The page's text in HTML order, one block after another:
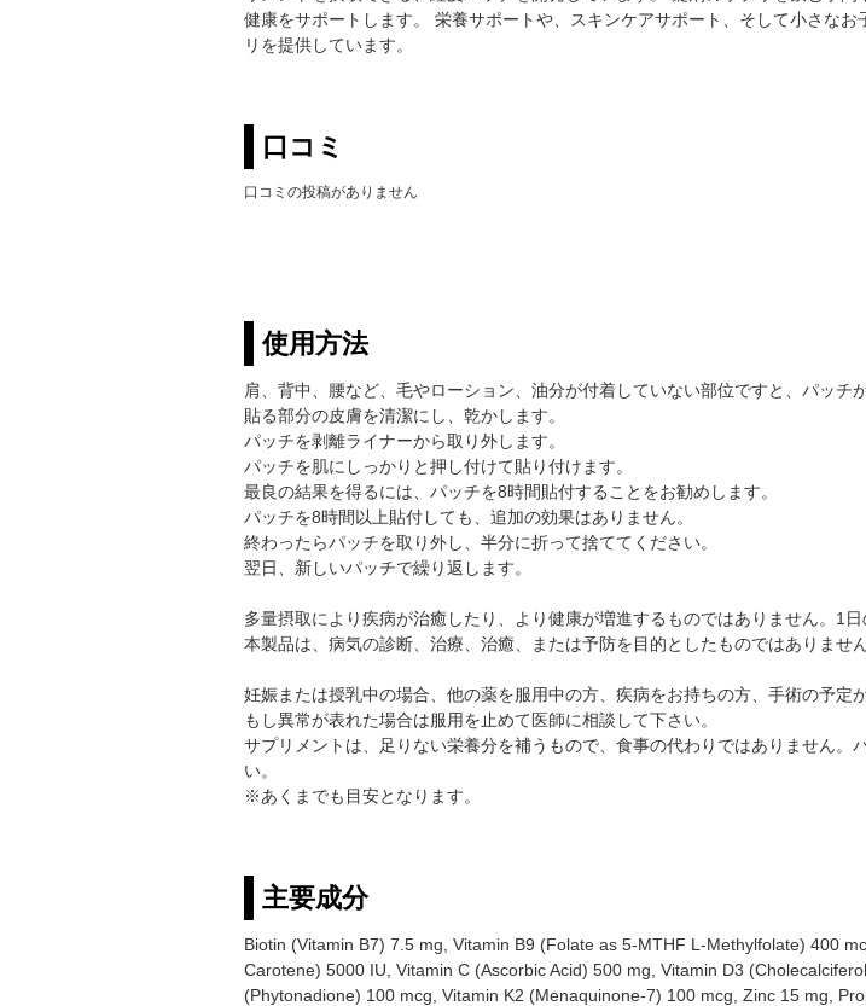
健康をサポートします。 栄養サポートや、スキンケアサポート、そして小さな
リを提供しています。
口コミ
口コミの投稿がありません
使用方法
肩、背中、腰など、毛やローション、油分が付着していない部位ですと、パッチ
貼る部分の皮膚を清潔にし、乾かします。
パッチを剥離ライナーから取り外します。
パッチを肌にしっかりと押し付けて貼り付けます。
最良の結果を得るには、パッチを8時間貼付することをお勧めします。
パッチを8時間以上貼付しても、追加の効果はありません。
終わったらパッチを取り外し、半分に折って捨ててください。
翌日、新しいパッチで繰り返します。
多量摂取により疾病が治癒したり、より健康が増進するものではありません。1
本製品は、病気の診断、治療、治癒、または予防を目的としたものではありませ
妊娠または授乳中の場合、他の薬を服用中の方、疾病をお持ちの方、手術の予定
もし異常が表れた場合は服用を止めて医師に相談して下さい。
サプリメントは、足りない栄養分を補うもので、食事の代わりではありません
い。
※あくまでも目安となります。
主要成分
Biotin (Vitamin B7) 7.5 mg, Vitamin B9 (Folate as 5-MTHF L-Methylfolate) 400
Carotene) 5000 IU, Vitamin C (Ascorbic Acid) 500 mg, Vitamin D3
(Phytonadione) 100 mcg, Vitamin K2 (Menaquinone-7) 100 mcg, Zinc 15 mg,